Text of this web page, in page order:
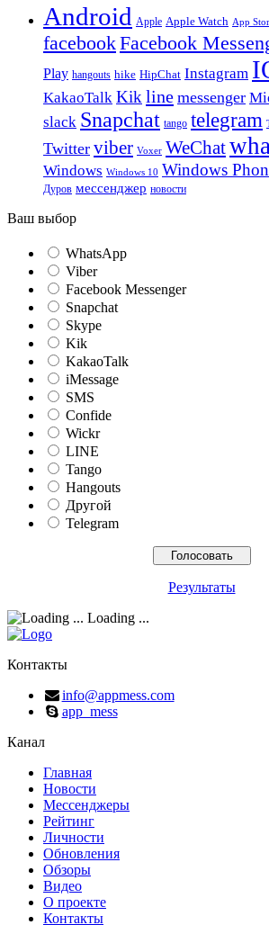
Android Apple Apple Watch App
facebookFacebook
Play hangouts hike HipChat Instagram
KakaoTalk Kik line messenger
slack Snapchat tango telegram
Twitter viber Voxer WeChat
Windows Windows 10 Windows
Дуров мессенджер новости
Ваш выбор
WhatsApp
Viber
Facebook Messenger
Snapchat
Skype
Kik
KakaoTalk
iMessage
SMS
Confide
Wickr
LINE
Tango
Hangouts
Другой
Telegram
Результаты
Loading ...
Контакты
info@appmess.com
app_mess
Канал
Главная
Новости
Мессенджеры
Рейтинг
Личности
Обновления
Обзоры
Видео
О проекте
Контакты